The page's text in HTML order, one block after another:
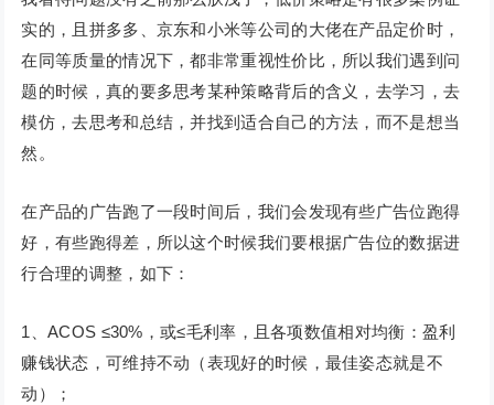
实的，且拼多多、京东和小米等公司的大佬在产品定价时，
在同等质量的情况下，都非常重视性价比，所以我们遇到问
题的时候，真的要多思考某种策略背后的含义，去学习，去
模仿，去思考和总结，并找到适合自己的方法，而不是想当
然。
在产品的广告跑了一段时间后，我们会发现有些广告位跑得
好，有些跑得差，所以这个时候我们要根据广告位的数据进
行合理的调整，如下：
1、ACOS ≤30%，或≤毛利率，且各项数值相对均衡：盈利
赚钱状态，可维持不动（表现好的时候，最佳姿态就是不
动）；